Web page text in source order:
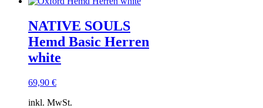
NATIVE SOULS
Hemd Basic Herren
white
69,90 €
inkl. MwSt.